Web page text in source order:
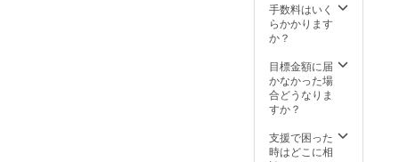
手数料はいく
らかかります
か？
目標金額に届
かなかった場
合どうなりま
すか？
支援で困った
時はどこに相